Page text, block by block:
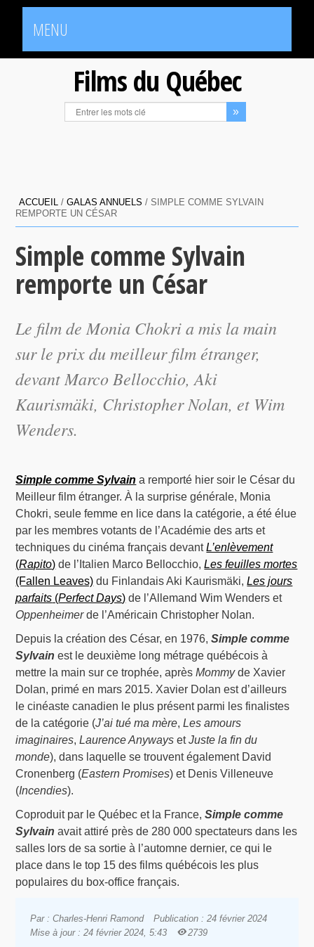
MENU
Films du Québec
ACCUEIL /GALAS ANNUELS /SIMPLE COMME SYLVAIN
REMPORTE UN CÉSAR
Simple comme Sylvain
remporte un César
Le film de Monia Chokri a mis la main
sur le prix du meilleur film étranger,
devant Marco Bellocchio, Aki
Kaurismäki, Christopher Nolan, et Wim
Wenders.
Simple comme Sylvain a remporté hier soir le César du
Meilleur film étranger. À la surprise générale, Monia
Chokri, seule femme en lice dans la catégorie, a été élue
par les membres votants de l’Académie des arts et
techniques du cinéma français devantL’enlèvement
(Rapito) de l’Italien Marco Bellocchio,Les feuilles mortes
(Fallen Leaves) du Finlandais Aki Kaurismäki,Les jours
parfaits (Perfect Days) de l’Allemand Wim Wenders et
Oppenheimerde l’Américain Christopher Nolan.
Depuis la création des César, en 1976,Simple comme
Sylvain est le deuxième long métrage québécois à
mettre la main sur ce trophée, aprèsMommyde Xavier
Dolan, primé en mars 2015. Xavier Dolan est d’ailleurs
le cinéaste canadien le plus présent parmi les finalistes
de la catégorie (J’ai tué ma mère,Les amours
imaginaires,Laurence Anyways etJuste la fin du
monde), dans laquelle se trouvent également David
Cronenberg (Eastern Promises) et Denis Villeneuve
(Incendies).
Coproduit par le Québec et la France,Simple comme
Sylvain avait attiré près de 280 000 spectateurs dans les
salles lors de sa sortie à l’automne dernier, ce qui le
place dans le top 15 des films québécois les plus
populaires du box-office français.
Par : Charles-Henri Ramond
Publication : 24 février 2024
Mise à jour : 24 février 2024, 5:43
2739